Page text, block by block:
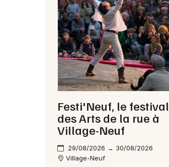
Festi'Neuf, le festival
des Arts de la rue à
Village-Neuf
29/08/2026 → 30/08/2026
Village-Neuf